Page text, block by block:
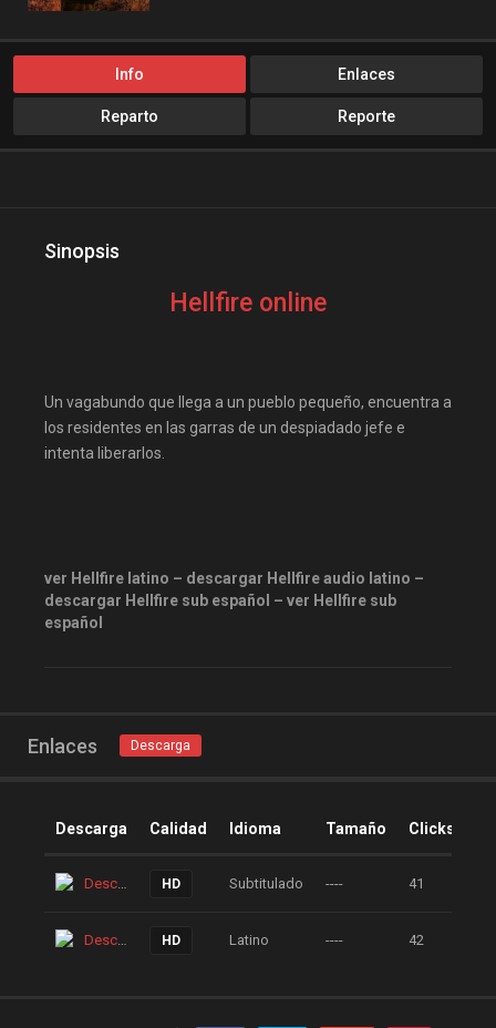
Info Enlaces
Reparto Reporte
Sinopsis
Hellfire online
Un vagabundo que llega a un pueblo pequeño, encuentra a
los residentes en las garras de un despiadado jefe e
intenta liberarlos.
ver Hellfire latino – descargar Hellfire audio latino –
descargar Hellfire sub español – ver Hellfire sub
español
Enlaces Descarga
Descarga Calidad Idioma Tamaño Clicks
Descarga HD Subtitulado ---- 41
Descarga HD Latino ---- 42